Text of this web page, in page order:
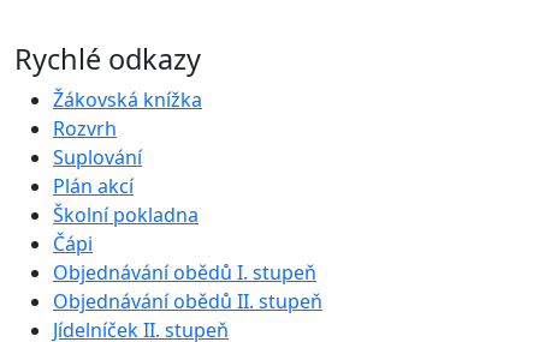
Rychlé odkazy
Žákovská knížka
Rozvrh
Suplování
Plán akcí
Školní pokladna
Čápi
Objednávání obědů I. stupeň
Objednávání obědů II. stupeň
Jídelníček II. stupeň